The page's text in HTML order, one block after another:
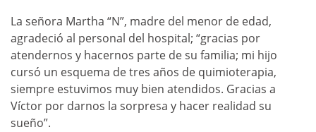
La señora Martha “N”, madre del menor de edad,
agradeció al personal del hospital; “gracias por
atendernos y hacernos parte de su familia; mi hijo
cursó un esquema de tres años de quimioterapia,
siempre estuvimos muy bien atendidos. Gracias a
Víctor por darnos la sorpresa y hacer realidad su
sueño”.